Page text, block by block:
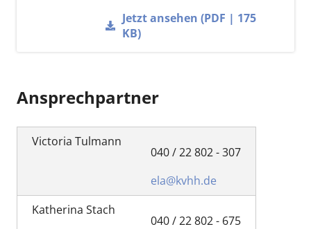
Jetzt ansehen (PDF | 175
KB)
Ansprechpartner
Victoria Tulmann
040 / 22 802 - 307
ela@kvhh.de
Katherina Stach
040 / 22 802 - 675